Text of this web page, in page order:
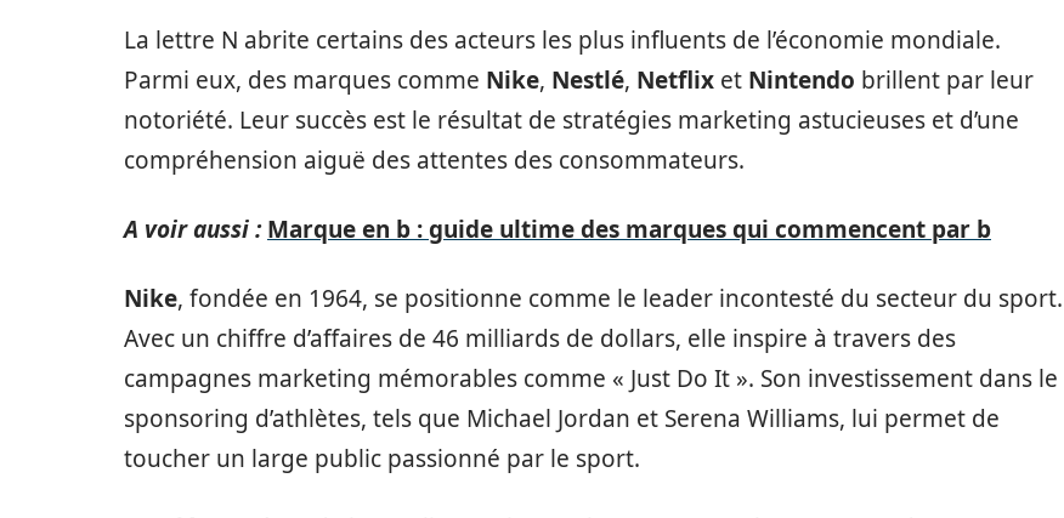
La lettre N abrite certains des acteurs les plus influents de l’économie mondiale.
Parmi eux, des marques comme Nike, Nestlé, Netflix et Nintendo brillent par leur
notoriété. Leur succès est le résultat de stratégies marketing astucieuses et d’une
compréhension aiguë des attentes des consommateurs.
A voir aussi : Marque en b : guide ultime des marques qui commencent par b
Nike, fondée en 1964, se positionne comme le leader incontesté du secteur du sport.
Avec un chiffre d’affaires de 46 milliards de dollars, elle inspire à travers des
campagnes marketing mémorables comme « Just Do It ». Son investissement dans le
sponsoring d’athlètes, tels que Michael Jordan et Serena Williams, lui permet de
toucher un large public passionné par le sport.